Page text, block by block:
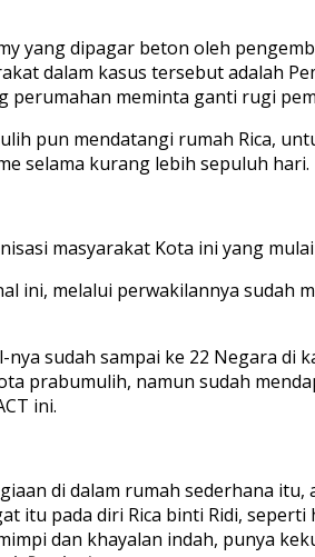
yang dipagar beton oleh
dalam kasus tersebut adalah
perumahan meminta ganti rugi
pun mendatangi rumah Rica,
selama kurang lebih sepuluh hari.
masyarakat Kota ini yang
ini, melalui perwakilannya sudah
sudah sampai ke 22 Negara di
prabumulih, namun sudah
ini.
di dalam rumah sederhana
itu pada diri Rica binti Ridi,
dan khayalan indah, punya